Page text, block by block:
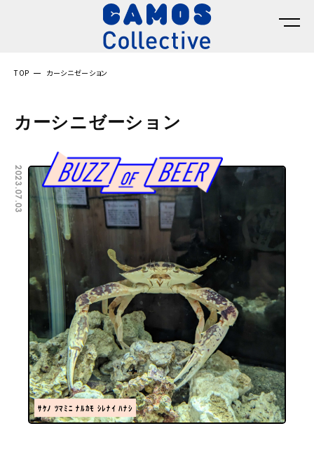
TOP カーシニゼーション
カーシニゼーション
2023.07.03
ｻｹﾉ ﾂﾏﾐﾆ ﾅﾙｶﾓ ｼﾚﾅｲ ﾊﾅｼ